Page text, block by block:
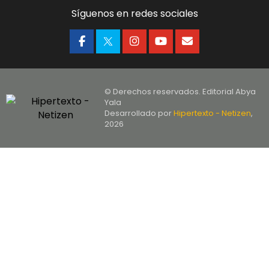
Síguenos en redes sociales
© Derechos reservados. Editorial Abya
Yala
Desarrollado porHipertexto - Netizen,
2026